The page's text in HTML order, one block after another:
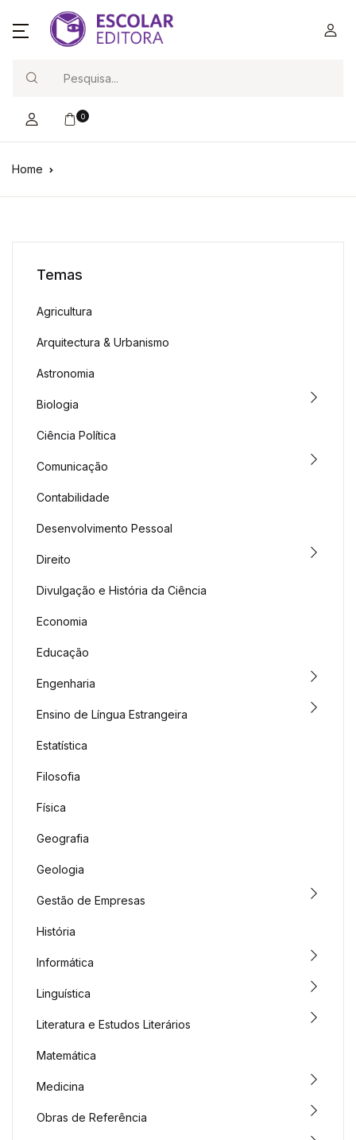
0
Home
Temas
Agricultura
Arquitectura & Urbanismo
Astronomia
Biologia
Ciência Política
Comunicação
Contabilidade
Desenvolvimento Pessoal
Direito
Divulgação e História da Ciência
Economia
Educação
Engenharia
Ensino de Língua Estrangeira
Estatística
Filosofia
Física
Geografia
Geologia
Gestão de Empresas
História
Informática
Linguística
Literatura e Estudos Literários
Matemática
Medicina
Obras de Referência